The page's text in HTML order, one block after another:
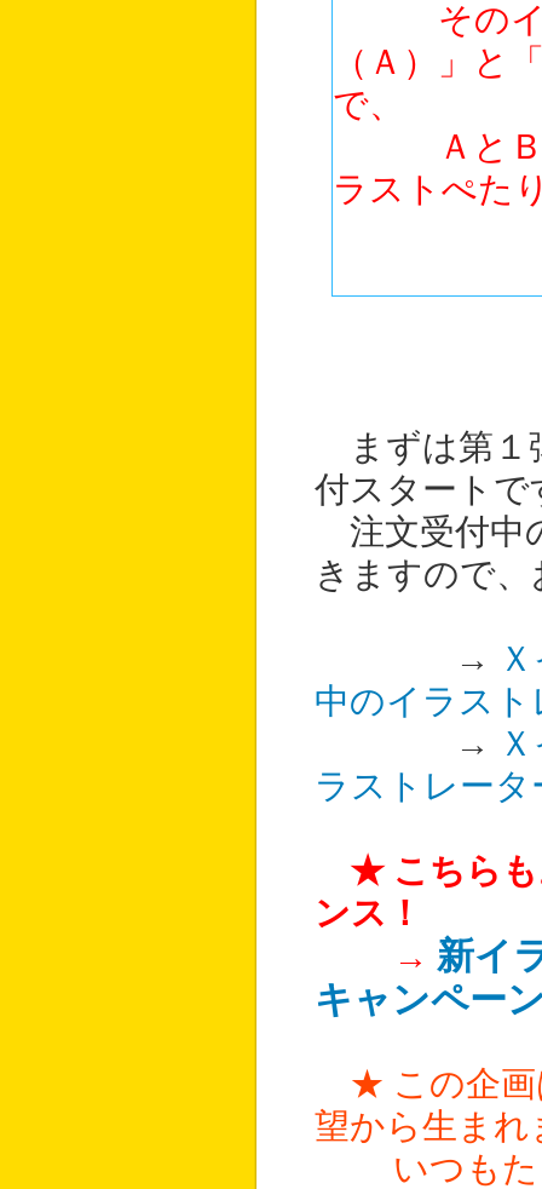
そのイラ
（Ａ）」と
で、
ＡとＢ両
ラストぺた
まずは第１
付スタートで
注文受付中
きますので
→
中のイラスト
→
ラストレータ
★ こちら
ンス！
→ 新イ
キャンペー
★ この企画
望から生まれ
いつもたく